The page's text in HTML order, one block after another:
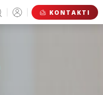
KONTAKTI